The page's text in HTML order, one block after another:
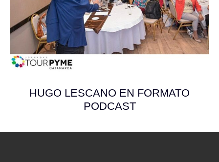
HUGO LESCANO EN FORMATO
PODCAST